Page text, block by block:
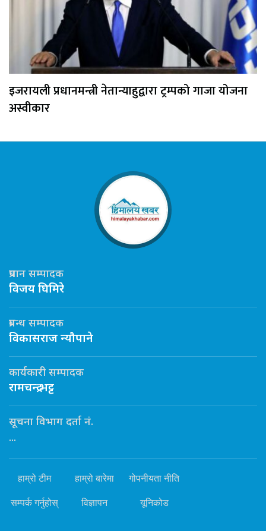
इजरायली प्रधानमन्त्री नेतान्याहुद्वारा ट्रम्पको गाजा योजना
अस्वीकार
प्रधान सम्पादक
विजय घिमिरे
प्रबन्ध सम्पादक
विकासराज न्यौपाने
कार्यकारी सम्पादक
रामचन्द्र भट्ट
सूचना विभाग दर्ता नं.
...
हाम्रो टीम हाम्रो बारेमा गोपनीयता नीति
सम्पर्क गर्नुहोस् विज्ञापन यूनिकोड